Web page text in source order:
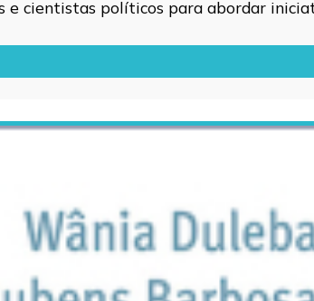
e cientistas políticos para abordar